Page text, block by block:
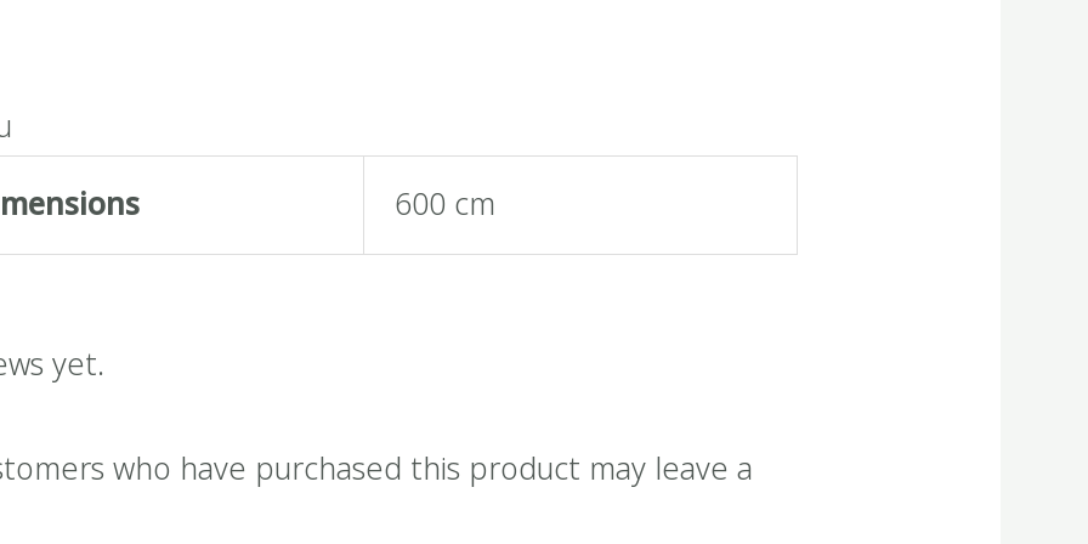
600 cm
yet.
who have purchased this product may leave a